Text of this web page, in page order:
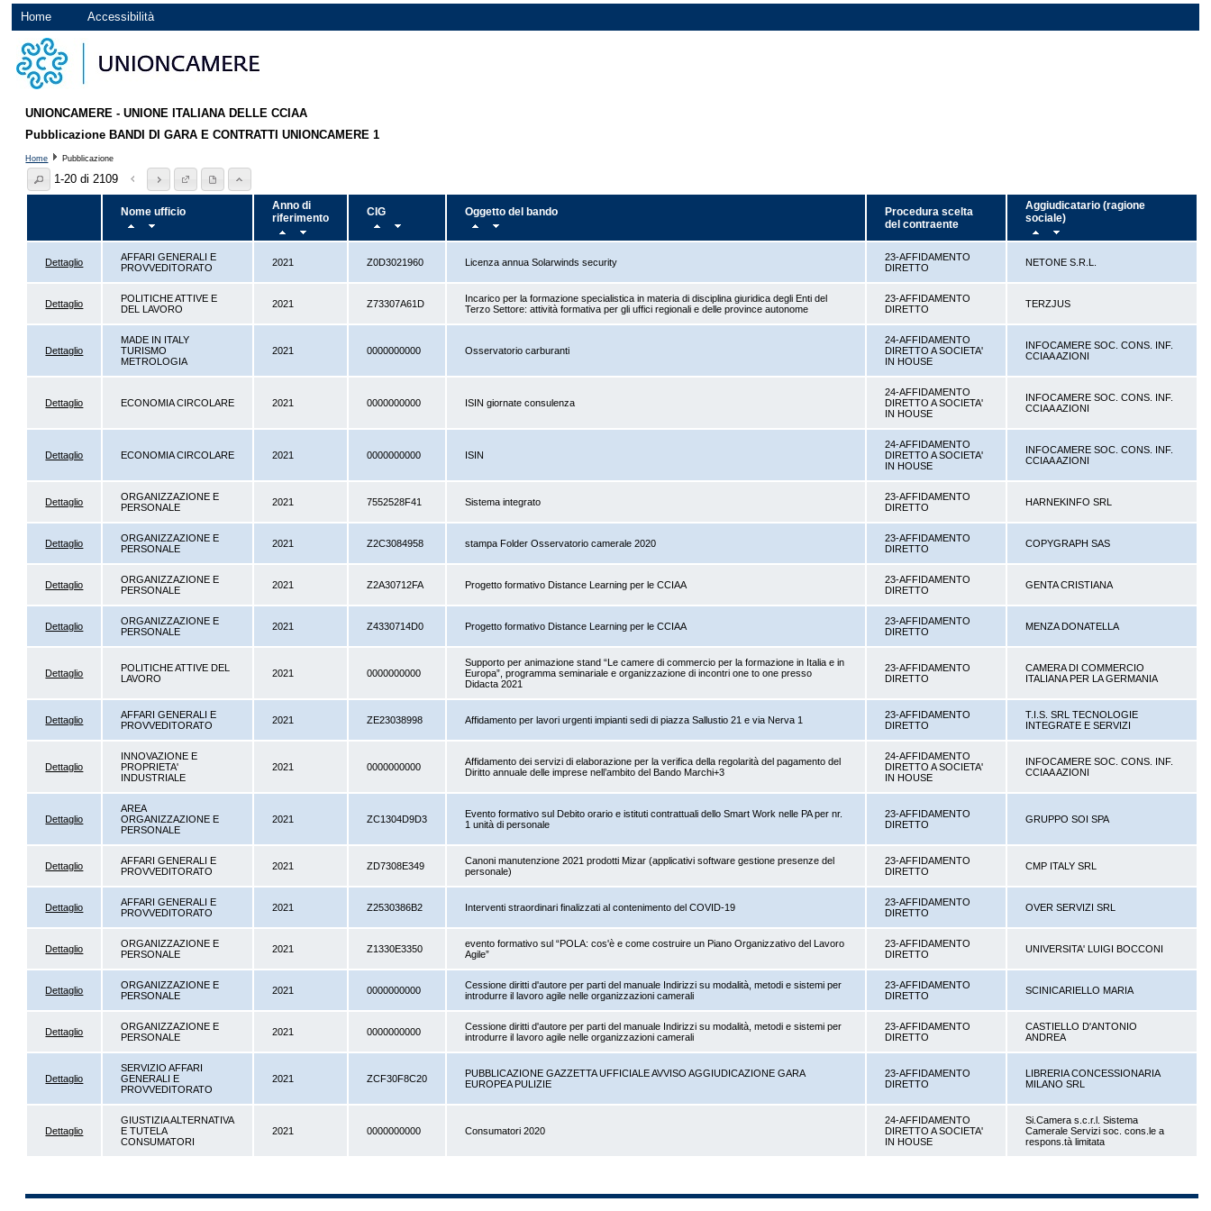
Home Accessibilità
UNIONCAMERE - UNIONE ITALIANA DELLE CCIAA
Pubblicazione BANDI DI GARA E CONTRATTI UNIONCAMERE 1
Home Pubblicazione
1-20 di 2109
Nome ufficio
Anno di
riferimento
CIG Oggetto del bando
Procedura scelta
del contraente
Aggiudicatario (ragione
sociale)
Dettaglio
AFFARI GENERALI E
PROVVEDITORATO
2021 Z0D3021960 Licenza annua Solarwinds security
23-AFFIDAMENTO
DIRETTO
NETONE S.R.L.
Dettaglio
POLITICHE ATTIVE E
DEL LAVORO
2021 Z73307A61D
Incarico per la formazione specialistica in materia di disciplina giuridica degli Enti del
Terzo Settore: attività formativa per gli uffici regionali e delle province autonome
23-AFFIDAMENTO
DIRETTO
TERZJUS
Dettaglio
MADE IN ITALY
TURISMO
METROLOGIA
2021 0000000000 Osservatorio carburanti
24-AFFIDAMENTO
DIRETTO A SOCIETA'
IN HOUSE
INFOCAMERE SOC. CONS. INF.
CCIAA AZIONI
Dettaglio ECONOMIA CIRCOLARE 2021 0000000000 ISIN giornate consulenza
24-AFFIDAMENTO
DIRETTO A SOCIETA'
IN HOUSE
INFOCAMERE SOC. CONS. INF.
CCIAA AZIONI
Dettaglio ECONOMIA CIRCOLARE 2021 0000000000 ISIN
24-AFFIDAMENTO
DIRETTO A SOCIETA'
IN HOUSE
INFOCAMERE SOC. CONS. INF.
CCIAA AZIONI
Dettaglio
ORGANIZZAZIONE E
PERSONALE
2021 7552528F41 Sistema integrato
23-AFFIDAMENTO
DIRETTO
HARNEKINFO SRL
Dettaglio
ORGANIZZAZIONE E
PERSONALE
2021 Z2C3084958 stampa Folder Osservatorio camerale 2020
23-AFFIDAMENTO
DIRETTO
COPYGRAPH SAS
Dettaglio
ORGANIZZAZIONE E
PERSONALE
2021 Z2A30712FA Progetto formativo Distance Learning per le CCIAA
23-AFFIDAMENTO
DIRETTO
GENTA CRISTIANA
Dettaglio
ORGANIZZAZIONE E
PERSONALE
2021 Z4330714D0 Progetto formativo Distance Learning per le CCIAA
23-AFFIDAMENTO
DIRETTO
MENZA DONATELLA
Dettaglio
POLITICHE ATTIVE DEL
LAVORO
2021 0000000000
Supporto per animazione stand “Le camere di commercio per la formazione in Italia e in
Europa”, programma seminariale e organizzazione di incontri one to one presso
Didacta 2021
23-AFFIDAMENTO
DIRETTO
CAMERA DI COMMERCIO
ITALIANA PER LA GERMANIA
Dettaglio
AFFARI GENERALI E
PROVVEDITORATO
2021 ZE23038998 Affidamento per lavori urgenti impianti sedi di piazza Sallustio 21 e via Nerva 1
23-AFFIDAMENTO
DIRETTO
T.I.S. SRL TECNOLOGIE
INTEGRATE E SERVIZI
Dettaglio
INNOVAZIONE E
PROPRIETA'
INDUSTRIALE
2021 0000000000
Affidamento dei servizi di elaborazione per la verifica della regolarità del pagamento del
Diritto annuale delle imprese nell’ambito del Bando Marchi+3
24-AFFIDAMENTO
DIRETTO A SOCIETA'
IN HOUSE
INFOCAMERE SOC. CONS. INF.
CCIAA AZIONI
Dettaglio
AREA
ORGANIZZAZIONE E
PERSONALE
2021 ZC1304D9D3
Evento formativo sul Debito orario e istituti contrattuali dello Smart Work nelle PA per nr.
1 unità di personale
23-AFFIDAMENTO
DIRETTO
GRUPPO SOI SPA
Dettaglio
AFFARI GENERALI E
PROVVEDITORATO
2021 ZD7308E349
Canoni manutenzione 2021 prodotti Mizar (applicativi software gestione presenze del
personale)
23-AFFIDAMENTO
DIRETTO
CMP ITALY SRL
Dettaglio
AFFARI GENERALI E
PROVVEDITORATO
2021 Z2530386B2 Interventi straordinari finalizzati al contenimento del COVID-19
23-AFFIDAMENTO
DIRETTO
OVER SERVIZI SRL
Dettaglio
ORGANIZZAZIONE E
PERSONALE
2021 Z1330E3350
evento formativo sul “POLA: cos'è e come costruire un Piano Organizzativo del Lavoro
Agile”
23-AFFIDAMENTO
DIRETTO
UNIVERSITA' LUIGI BOCCONI
Dettaglio
ORGANIZZAZIONE E
PERSONALE
2021 0000000000
Cessione diritti d'autore per parti del manuale Indirizzi su modalità, metodi e sistemi per
introdurre il lavoro agile nelle organizzazioni camerali
23-AFFIDAMENTO
DIRETTO
SCINICARIELLO MARIA
Dettaglio
ORGANIZZAZIONE E
PERSONALE
2021 0000000000
Cessione diritti d'autore per parti del manuale Indirizzi su modalità, metodi e sistemi per
introdurre il lavoro agile nelle organizzazioni camerali
23-AFFIDAMENTO
DIRETTO
CASTIELLO D'ANTONIO
ANDREA
Dettaglio
SERVIZIO AFFARI
GENERALI E
PROVVEDITORATO
2021 ZCF30F8C20
PUBBLICAZIONE GAZZETTA UFFICIALE AVVISO AGGIUDICAZIONE GARA
EUROPEA PULIZIE
23-AFFIDAMENTO
DIRETTO
LIBRERIA CONCESSIONARIA
MILANO SRL
Dettaglio
GIUSTIZIA ALTERNATIVA
E TUTELA
CONSUMATORI
2021 0000000000 Consumatori 2020
24-AFFIDAMENTO
DIRETTO A SOCIETA'
IN HOUSE
Si.Camera s.c.r.l. Sistema
Camerale Servizi soc. cons.le a
respons.tà limitata